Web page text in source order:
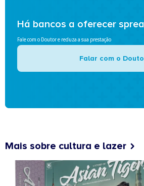
Há bancos a oferecer
Fale com o Doutor e reduza a sua prestação
Falar com o
Mais sobre cultura e lazer